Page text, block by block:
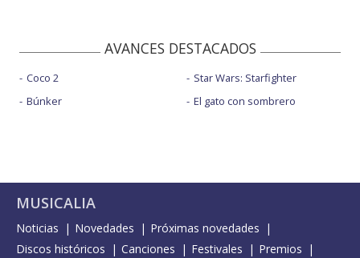
AVANCES DESTACADOS
Coco 2
Búnker
Star Wars: Starfighter
El gato con sombrero
MUSICALIA
Noticias Novedades
Próximas novedades
Discos históricos
Canciones Festivales
Premios